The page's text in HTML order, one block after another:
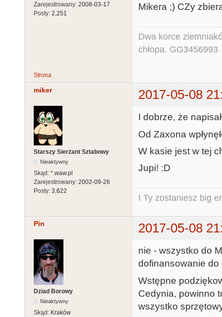
Zarejestrowany: 2008-03-17
Posty: 2,251
Mikera ;) CZy
Dwa korce
chłopa. GG3456993
Strona
miker 2017-05-08
Starszy Sierżant Sztabowy
Nieaktywny
Skąd: *.waw.pl
Zarejestrowany: 2002-09-26
Posty: 3,622
I dobrze, że
Od Zaxona
W kasie jest w tej
Jupi! :D
I Ty zostaniesz big
Pin 2017-05-08
Dziad Borowy
Nieaktywny
Skąd: Kraków
nie - wszystko do
dofinansowanie do
Wstępne
Cedynia, powinno
wszystko